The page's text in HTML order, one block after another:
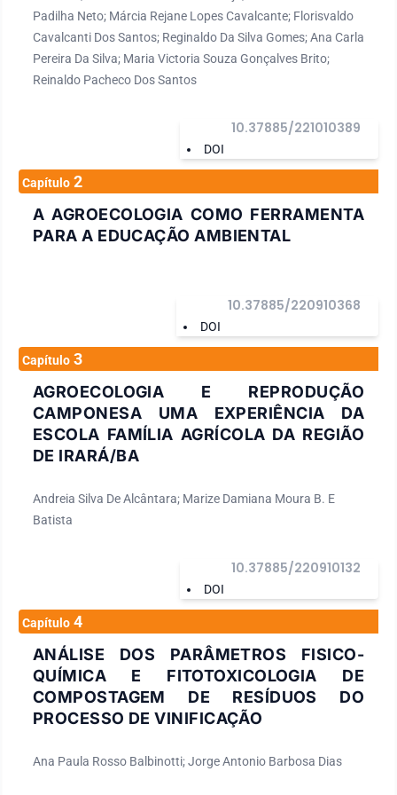
Padilha Neto; Márcia Rejane Lopes Cavalcante; Florisvaldo
Cavalcanti Dos Santos; Reginaldo Da Silva Gomes; Ana Carla
Pereira Da Silva; Maria Victoria Souza Gonçalves Brito;
Reinaldo Pacheco Dos Santos
DOI
10.37885/221010389
Capítulo 2
A AGROECOLOGIA COMO FERRAMENTA
PARA A EDUCAÇÃO AMBIENTAL
DOI
10.37885/220910368
Capítulo 3
AGROECOLOGIA E REPRODUÇÃO
CAMPONESA UMA EXPERIÊNCIA DA
ESCOLA FAMÍLIA AGRÍCOLA DA REGIÃO
DE IRARÁ/BA
Andreia Silva De Alcântara; Marize Damiana Moura B. E
Batista
DOI
10.37885/220910132
Capítulo 4
ANÁLISE DOS PARÂMETROS FISICO-
QUÍMICA E FITOTOXICOLOGIA DE
COMPOSTAGEM DE RESÍDUOS DO
PROCESSO DE VINIFICAÇÃO
Ana Paula Rosso Balbinotti; Jorge Antonio Barbosa Dias